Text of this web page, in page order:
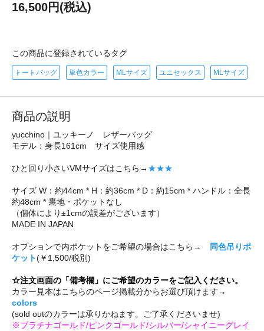
16,500円(税込)
この商品に登録されているタグ
トートバッグ 単色カラー MLサイズ ユニセックス MLサイズ
商品の説明
yucchino｜ユッキーノ レザーバッグ
モデル：身長161cm サイズ使用感
ひと回り小さいVMサイズはこちら→ ★★★
サイズ W：約44cm * H：約36cm * D：約15cm * ハンドル：全長
約48cm * 裏地・ポケットなし
（個体により±1cmの誤差がございます）
MADE IN JAPAN
オプションで内ポケットをご希望の場合はこちら→
同色吊りポ
ケット(￥1,500/税別)
☆注文画面の「備考欄」にご希望のカラーをご記入ください。
カラー見本はこちらのページ掲載分からお選び頂けます→
colors
(sold outのカラーは承りかねます。ご了承くださいませ)
※プラチナゴールド/ピンクゴールド/シルバー/シャイニーグレイ